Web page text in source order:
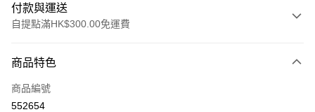
付款與運送
自提點滿HK$300.00免運費
信用卡
Apple Pay
商品特色
商品編號
552654